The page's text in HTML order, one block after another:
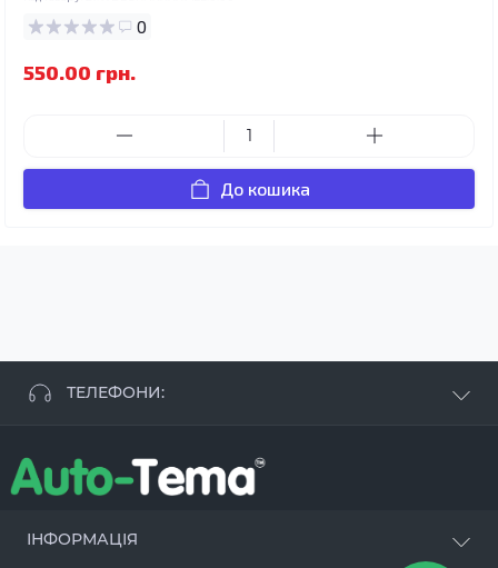
0
550.00 грн.
До кошика
ТЕЛЕФОНИ:
+38 096 250 84 38
+38 099 657 61 50
ІНФОРМАЦІЯ